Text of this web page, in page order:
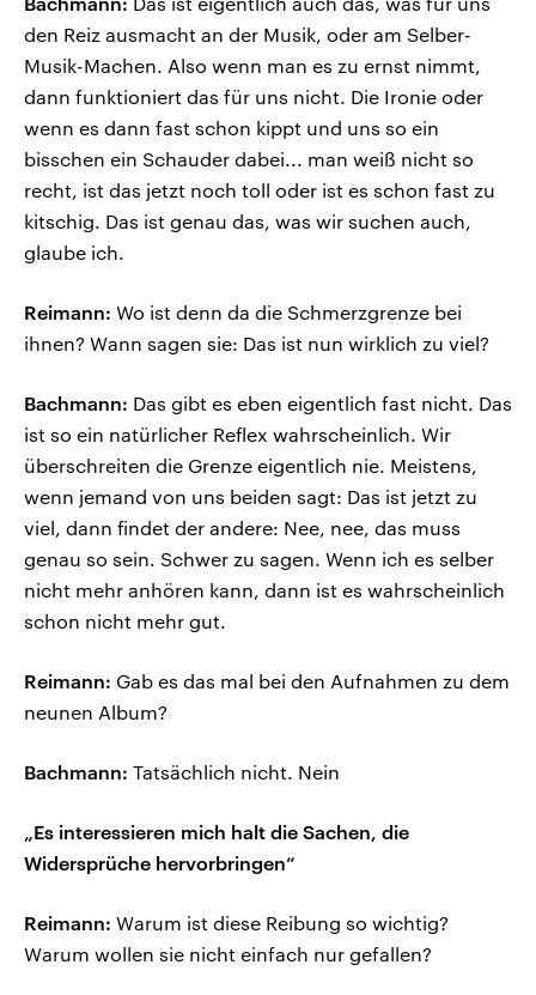
den Reiz ausmacht an der Musik, oder am Selber-
Musik-Machen. Also wenn man es zu ernst nimmt,
dann funktioniert das für uns nicht. Die Ironie oder
wenn es dann fast schon kippt und uns so ein
bisschen ein Schauder dabei... man weiß nicht so
recht, ist das jetzt noch toll oder ist es schon fast zu
kitschig. Das ist genau das, was wir suchen auch,
glaube ich.
Reimann: Wo ist denn da die Schmerzgrenze bei
ihnen? Wann sagen sie: Das ist nun wirklich zu viel?
Bachmann: Das gibt es eben eigentlich fast nicht. Das
ist so ein natürlicher Reflex wahrscheinlich. Wir
überschreiten die Grenze eigentlich nie. Meistens,
wenn jemand von uns beiden sagt: Das ist jetzt zu
viel, dann findet der andere: Nee, nee, das muss
genau so sein. Schwer zu sagen. Wenn ich es selber
nicht mehr anhören kann, dann ist es wahrscheinlich
schon nicht mehr gut.
Reimann: Gab es das mal bei den Aufnahmen zu dem
neunen Album?
Bachmann: Tatsächlich nicht. Nein
„Es interessieren mich halt die Sachen, die
Widersprüche hervorbringen“
Reimann: Warum ist diese Reibung so wichtig?
Warum wollen sie nicht einfach nur gefallen?